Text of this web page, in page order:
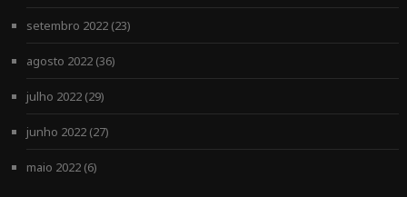
setembro 2022(23)
agosto 2022(36)
julho 2022(29)
junho 2022(27)
maio 2022(6)